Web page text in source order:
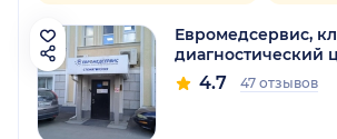
Евромедсервис,
диагностический
4.7 47 отзывов